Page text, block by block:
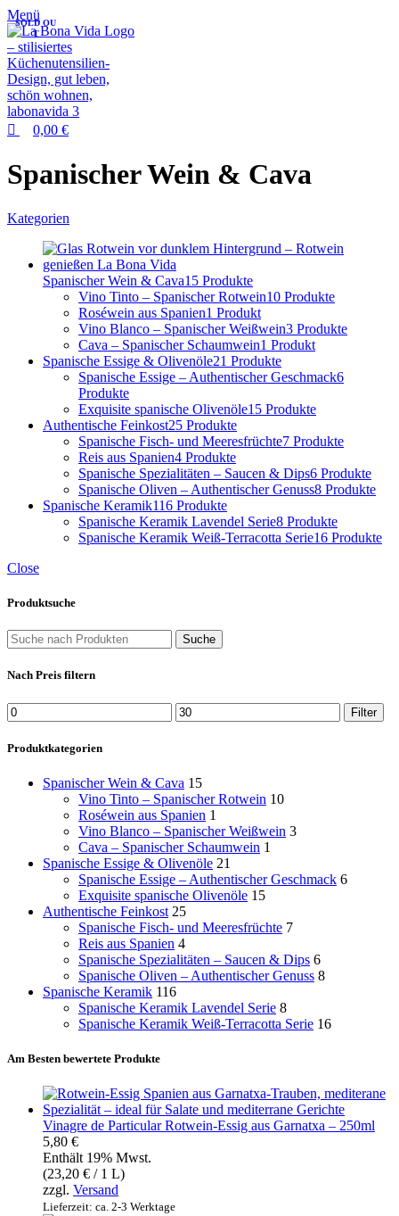
Menü
0,00 €
Spanischer Wein & Cava
Kategorien
Spanischer Wein & Cava15 Produkte
Vino Tinto – Spanischer Rotwein10 Produkte
Roséwein aus Spanien1 Produkt
Vino Blanco – Spanischer Weißwein3 Produkte
Cava – Spanischer Schaumwein1 Produkt
Spanische Essige & Olivenöle21 Produkte
Spanische Essige – Authentischer Geschmack6
Produkte
Exquisite spanische Olivenöle15 Produkte
Authentische Feinkost25 Produkte
Spanische Fisch- und Meeresfrüchte7 Produkte
Reis aus Spanien4 Produkte
Spanische Spezialitäten – Saucen & Dips6 Produkte
Spanische Oliven – Authentischer Genuss8 Produkte
Spanische Keramik116 Produkte
Spanische Keramik Lavendel Serie8 Produkte
Spanische Keramik Weiß-Terracotta Serie16 Produkte
Close
Produktsuche
Suche
Nach Preis filtern
Filter
Produktkategorien
Spanischer Wein & Cava 15
Vino Tinto – Spanischer Rotwein 10
Roséwein aus Spanien 1
Vino Blanco – Spanischer Weißwein 3
Cava – Spanischer Schaumwein 1
Spanische Essige & Olivenöle 21
Spanische Essige – Authentischer Geschmack 6
Exquisite spanische Olivenöle 15
Authentische Feinkost 25
Spanische Fisch- und Meeresfrüchte 7
Reis aus Spanien 4
Spanische Spezialitäten – Saucen & Dips 6
Spanische Oliven – Authentischer Genuss 8
Spanische Keramik 116
Spanische Keramik Lavendel Serie 8
Spanische Keramik Weiß-Terracotta Serie 16
Am Besten bewertete Produkte
Vinagre de Particular Rotwein-Essig aus Garnatxa – 250ml
5,80 €
Enthält 19% Mwst.
(23,20 € / 1 L)
zzgl. Versand
Lieferzeit: ca. 2-3 Werktage
SOLD OU
T